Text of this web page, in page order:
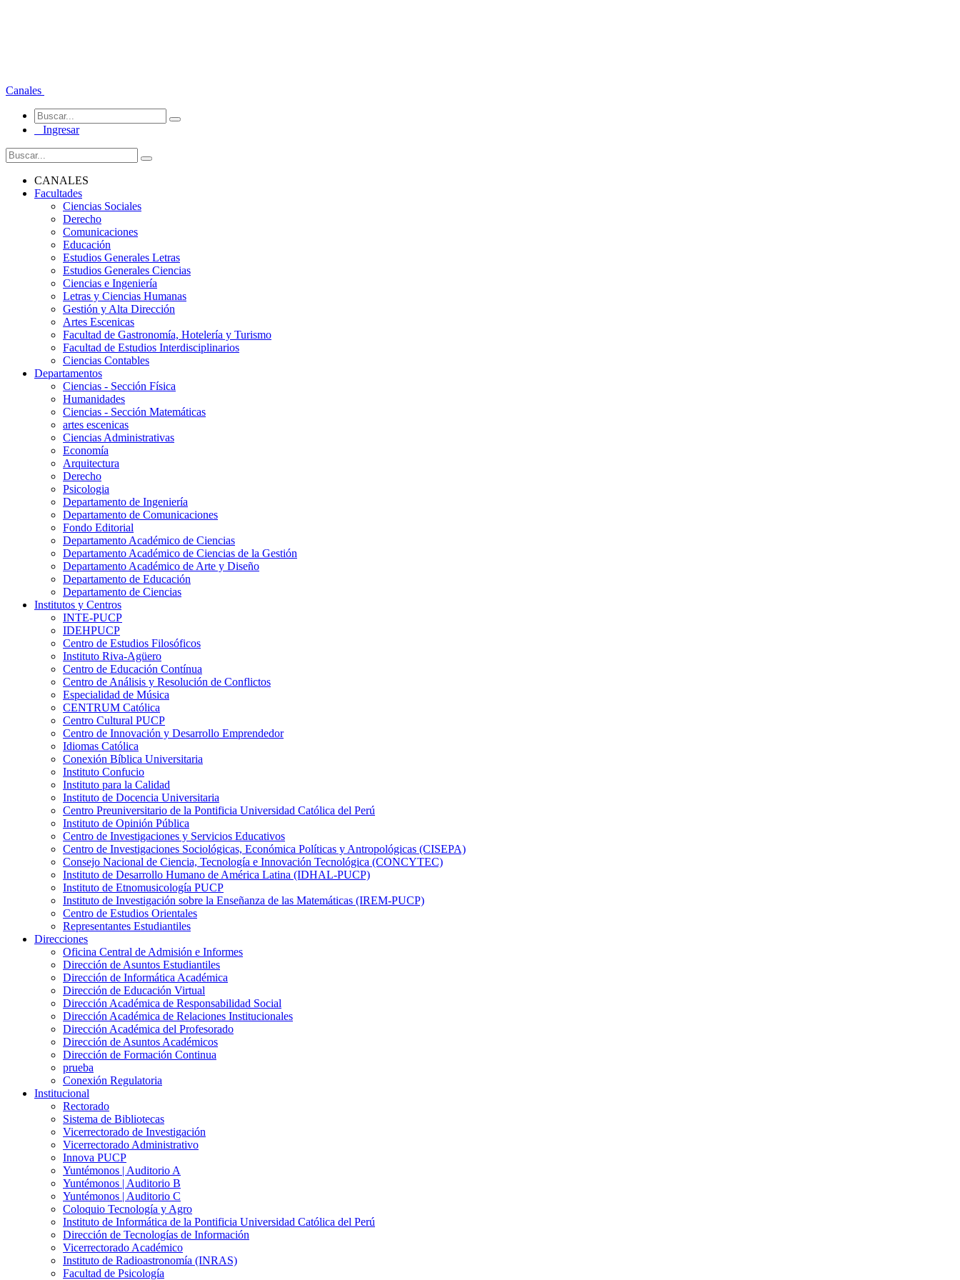
Canales
Ingresar
CANALES
Facultades
Ciencias Sociales
Derecho
Comunicaciones
Educación
Estudios Generales Letras
Estudios Generales Ciencias
Ciencias e Ingeniería
Letras y Ciencias Humanas
Gestión y Alta Dirección
Artes Escenicas
Facultad de Gastronomía, Hotelería y Turismo
Facultad de Estudios Interdisciplinarios
Ciencias Contables
Departamentos
Ciencias - Sección Física
Humanidades
Ciencias - Sección Matemáticas
artes escenicas
Ciencias Administrativas
Economía
Arquitectura
Derecho
Psicologia
Departamento de Ingeniería
Departamento de Comunicaciones
Fondo Editorial
Departamento Académico de Ciencias
Departamento Académico de Ciencias de la Gestión
Departamento Académico de Arte y Diseño
Departamento de Educación
Departamento de Ciencias
Institutos y Centros
INTE-PUCP
IDEHPUCP
Centro de Estudios Filosóficos
Instituto Riva-Agüero
Centro de Educación Contínua
Centro de Análisis y Resolución de Conflictos
Especialidad de Música
CENTRUM Católica
Centro Cultural PUCP
Centro de Innovación y Desarrollo Emprendedor
Idiomas Católica
Conexión Bíblica Universitaria
Instituto Confucio
Instituto para la Calidad
Instituto de Docencia Universitaria
Centro Preuniversitario de la Pontificia Universidad Católica del Perú
Instituto de Opinión Pública
Centro de Investigaciones y Servicios Educativos
Centro de Investigaciones Sociológicas, Económica Políticas y Antropológicas (CISEPA)
Consejo Nacional de Ciencia, Tecnología e Innovación Tecnológica (CONCYTEC)
Instituto de Desarrollo Humano de América Latina (IDHAL-PUCP)
Instituto de Etnomusicología PUCP
Instituto de Investigación sobre la Enseñanza de las Matemáticas (IREM-PUCP)
Centro de Estudios Orientales
Representantes Estudiantiles
Direcciones
Oficina Central de Admisión e Informes
Dirección de Asuntos Estudiantiles
Dirección de Informática Académica
Dirección de Educación Virtual
Dirección Académica de Responsabilidad Social
Dirección Académica de Relaciones Institucionales
Dirección Académica del Profesorado
Dirección de Asuntos Académicos
Dirección de Formación Continua
prueba
Conexión Regulatoria
Institucional
Rectorado
Sistema de Bibliotecas
Vicerrectorado de Investigación
Vicerrectorado Administrativo
Innova PUCP
Yuntémonos | Auditorio A
Yuntémonos | Auditorio B
Yuntémonos | Auditorio C
Coloquio Tecnología y Agro
Instituto de Informática de la Pontificia Universidad Católica del Perú
Dirección de Tecnologías de Información
Vicerrectorado Académico
Instituto de Radioastronomía (INRAS)
Facultad de Psicología